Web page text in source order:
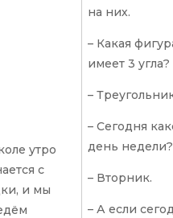
утро
с
и мы
на них.
– Какая
имеет 3 угла?
–
– Сегодня
день недели?
– Вторник.
– А если